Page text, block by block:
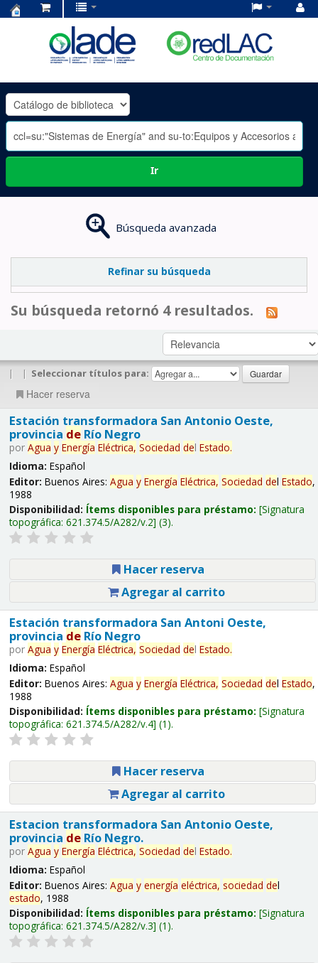
OLADE
-
Ir
Búsqueda avanzada
Refinar su búsqueda
Su búsqueda retornó 4 resultados.
| | Seleccionar títulos para:
Hacer reserva
Estación transformadora San Antonio Oeste,
provincia deRío Negro
por Agua y Energía Eléctrica, Sociedad del Estado.
Idioma: Español
Editor: Buenos Aires: Agua y Energía Eléctrica, Sociedad del Estado,
1988
Disponibilidad: Ítems disponibles para préstamo: Signatura
topográfica: 621.374.5/A282/v.2 (3).
Hacer reserva
Agregar al carrito
Estación transformadora San Antoni Oeste,
provincia deRío Negro
por Agua y Energía Eléctrica, Sociedad del Estado.
Idioma: Español
Editor: Buenos Aires: Agua y Energía Eléctrica, Sociedad del Estado,
1988
Disponibilidad: Ítems disponibles para préstamo: Signatura
topográfica: 621.374.5/A282/v.4 (1).
Hacer reserva
Agregar al carrito
Estacion transformadora San Antonio Oeste,
provincia deRío Negro.
por Agua y Energía Eléctrica, Sociedad del Estado.
Idioma: Español
Editor: Buenos Aires: Agua y energía eléctrica, sociedad del
estado, 1988
Disponibilidad: Ítems disponibles para préstamo: Signatura
topográfica: 621.374.5/A282/v.3 (1).